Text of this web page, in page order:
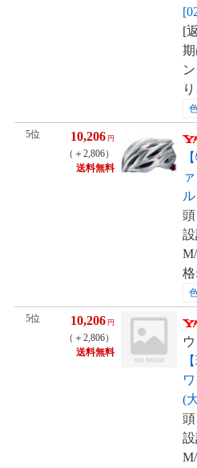
[
5位 10,206 円
（＋2,806）
送料無料
5位 10,206 円
（＋2,806）
送料無料
(